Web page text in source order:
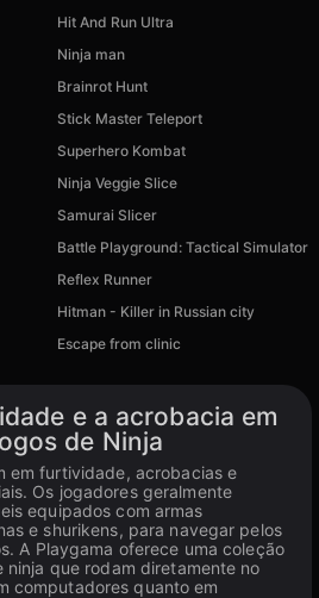
Hit And Run Ultra
Ninja man
Brainrot Hunt
Stick Master Teleport
Superhero Kombat
Ninja Veggie Slice
Samurai Slicer
Battle Playground: Tactical Simulator
Reflex Runner
Hitman - Killer in Russian city
Escape from clinic
e a acrobacia em
de Ninja
em furtividade, acrobacias e
Os jogadores geralmente
equipados com armas
e shurikens, para navegar pelos
A Playgama oferece uma coleção
que rodam diretamente no
computadores quanto em